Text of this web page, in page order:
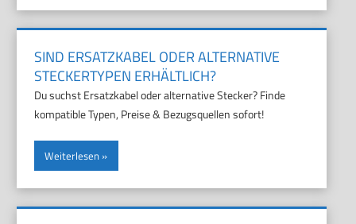
SIND ERSATZKABEL ODER ALTERNATIVE
STECKERTYPEN ERHÄLTLICH?
Du suchst Ersatzkabel oder alternative Stecker? Finde
kompatible Typen, Preise & Bezugsquellen sofort!
Weiterlesen